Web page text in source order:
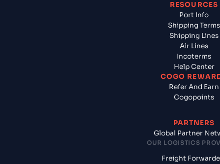
RESOURCES
Port Info
Shipping Terms
Shipping Lines
Air Lines
Incoterms
Help Center
COGO
Refer And Earn
Cogopoints
PARTNERS
Global Partner
OUR LOGISTICS
Freight